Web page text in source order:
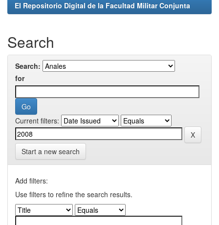
El Repositorio Digital de la Facultad Militar Conjunta
Search
Search:
for
Current filters:
Start a new search
Add filters:
Use filters to refine the search results.